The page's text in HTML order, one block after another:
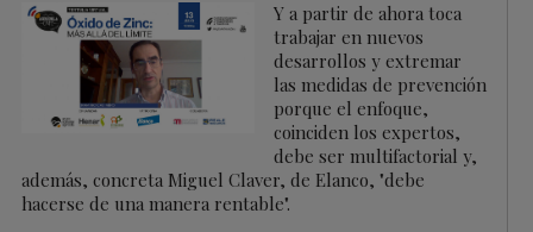
Y a partir de ahora toca
trabajar en nuevos
desarrollos y extremar
las medidas de prevención
porque el enfoque,
coinciden los expertos,
debe ser multifactorial y,
además, concreta Miguel Claver, de Elanco, "debe
hacerse de una manera rentable".